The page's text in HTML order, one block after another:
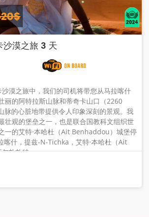
238$
拉2天沙漠之旅
和马拉喀什的Draa谷进行为期2天的沙漠野生
柏尔人的生活。探索骆驼背上不断变化的沙丘
空下入睡，跟随好莱坞皇室的脚步，参观世界
Haddou。 第一天：马拉喀什-艾特本哈杜-瓦尔
-扎戈拉-沙丘: 清晨从马拉喀什出发，途经
山脉，山高约2600m，这是一条蜿蜒的风景优
赏到壮丽的景色 ...